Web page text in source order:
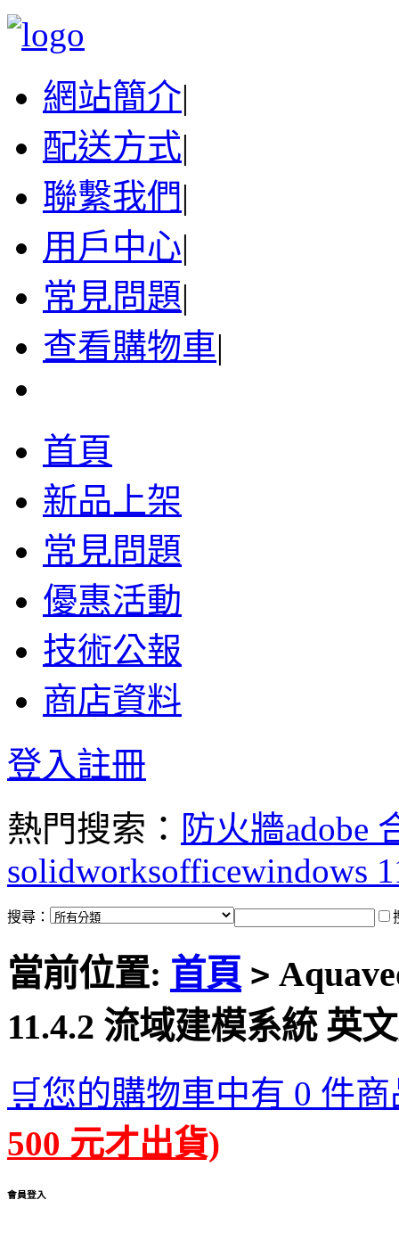
網站簡介|
配送方式|
聯繫我們|
用戶中心|
常見問題|
查看購物車|
首頁
新品上架
常見問題
優惠活動
技術公報
商店資料
登入註冊
熱門搜索： 防火牆adobe
solidworksofficewindows
搜尋：
當前位置: 首頁 >
11.4.2 流域建模系統 英
🛒您的購物車中有 0 件
500 元才出貨)
會員登入